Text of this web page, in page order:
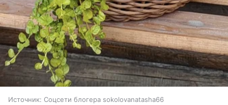
Источник: Соцсети блогера sokolovanatasha66